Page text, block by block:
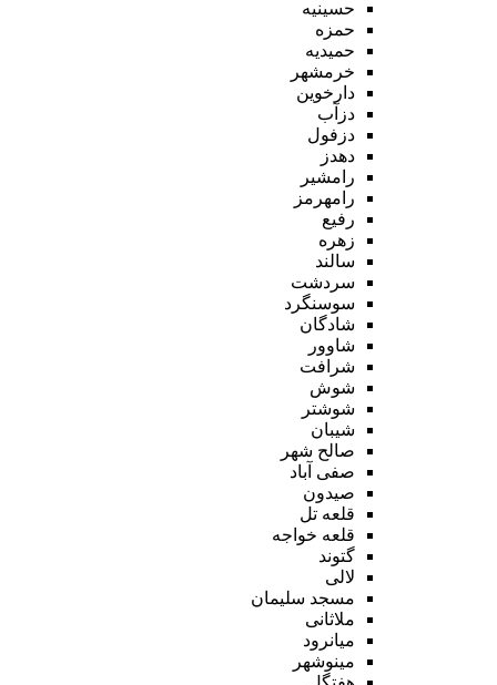
حسینیه
حمزه
حمیدیه
خرمشهر
دارخوین
دزآب
دزفول
دهدز
رامشیر
رامهرمز
رفیع
زهره
سالند
سردشت
سوسنگرد
شادگان
شاوور
شرافت
شوش
شوشتر
شیبان
صالح شهر
صفی آباد
صیدون
قلعه تل
قلعه خواجه
گتوند
لالی
مسجد سلیمان
ملاثانی
میانرود
مینوشهر